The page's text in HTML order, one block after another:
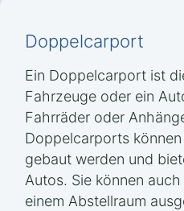
Doppelcarport
Ein Doppelcarport ist
Fahrzeuge oder ein
Fahrräder oder
Doppelcarports
gebaut werden und
Autos. Sie können
einem Abstellraum